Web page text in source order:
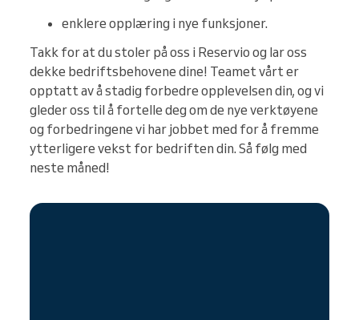
enklere opplæring i nye funksjoner.
Takk for at du stoler på oss i Reservio og lar oss
dekke bedriftsbehovene dine! Teamet vårt er
opptatt av å stadig forbedre opplevelsen din, og vi
gleder oss til å fortelle deg om de nye verktøyene
og forbedringene vi har jobbet med for å fremme
ytterligere vekst for bedriften din. Så følg med
neste måned!